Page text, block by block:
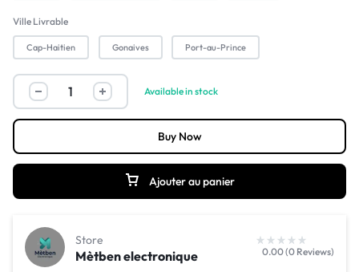
Ville Livrable
Cap-Haitien Gonaives Port-au-Prince
Available in stock
Ajouter au panier
Buy Now
Store
Mètben electronique 0.00 (0 Reviews)